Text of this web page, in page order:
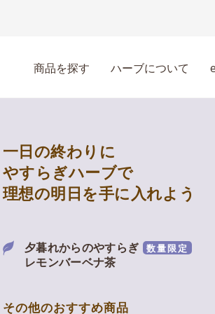
商品を探す ハーブについて
一日の終わりに
やすらぎハーブで
理想の明日を手に入れよう
夕暮れからのやすらぎ
レモンバーベナ茶
数量限定
その他のおすすめ商品